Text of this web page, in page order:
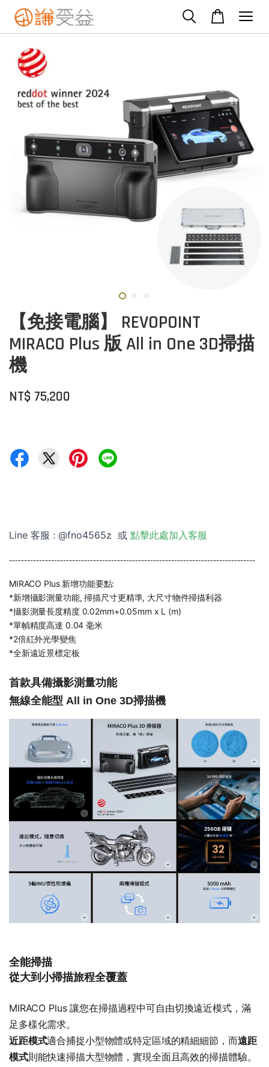
【免接電腦】 REVOPOINT
MIRACO Plus 版 All in One 3D掃描
機
NT$ 75,200
Line 客服 : @fno4565z 或 點擊此處加入客服
----------------------------------------------------------------------------------
MIRACO Plus 新增功能要點:
*新增攝影測量功能, 掃描尺寸更精準, 大尺寸物件掃描利器
*攝影測量長度精度 0.02mm+0.05mm x L (m)
*單幀精度高達 0.04 毫米
*2倍紅外光學變焦
*全新遠近景標定板
首款具備攝影測量功能
無線全能型 All in One 3D掃描機
全能掃描
從大到小掃描旅程全覆蓋
MIRACO Plus 讓您在掃描過程中可自由切換遠近模式，滿
足多樣化需求。
近距模式適合捕捉小型物體或特定區域的精細細節，而遠距
模式則能快速掃描大型物體，實現全面且高效的掃描體驗。